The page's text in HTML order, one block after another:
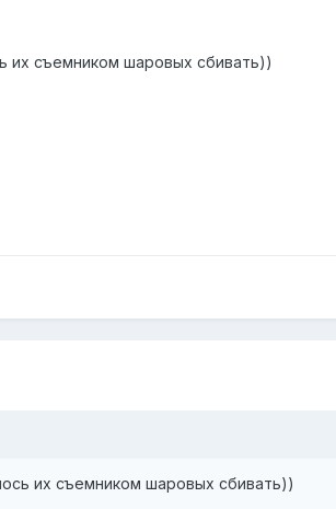
их съемником шаровых сбивать))
их съемником шаровых сбивать))